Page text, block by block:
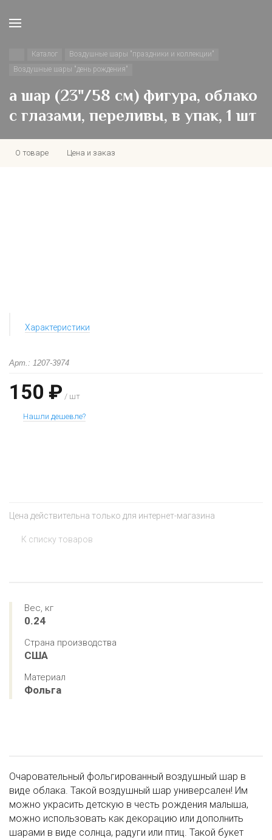
Каталог
Воздушные шары "праздники и коллекции"
Воздушные шары "день рождения"
а шар (23"/58 см) фигура, облако
с глазами, переливы, в упак, 1 шт
О товаре Цена и заказ
Характеристики
Арт.: 1207-3974
150 ₽ / шт
Нашли дешевле?
Цена действительна только для интернет-магазина
К списку товаров
Вес, кг
0.24
Страна производства
США
Материал
Фольга
Очаровательный фольгированный воздушный шар в
виде облака. Такой воздушный шар универсален! Им
можно украсить детскую в честь рождения малыша,
можно использовать как декорацию или дополнить
шарами в виде солнца, радуги или птиц. Такой букет